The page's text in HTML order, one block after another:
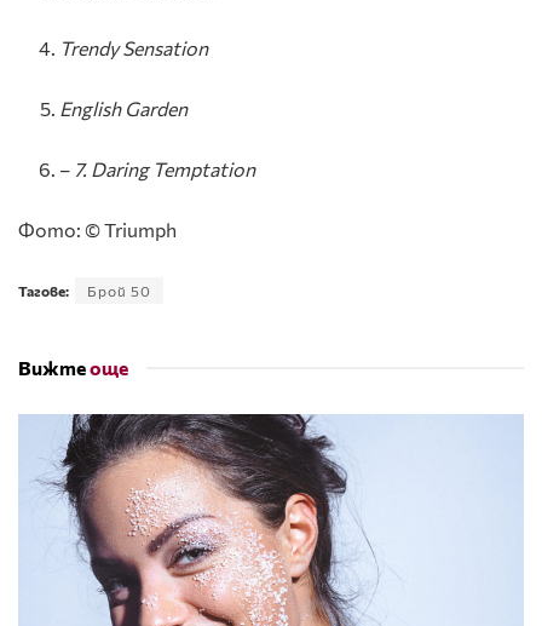
Trendy Sensation
English Garden
– 7. Daring Temptation
Фото: © Triumph
Тагове: Брой 50
Вижтеоще